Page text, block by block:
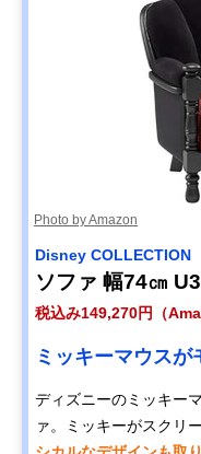
Photo by Amazon
Disney COLLECTION
ソファ 幅74㎝
税込み149,270円（
ミッキーマウス
ディズニーのミッキー
ァ。ミッキーがスクリ